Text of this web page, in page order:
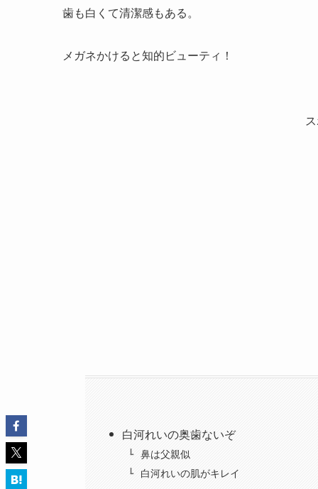
歯も白くて清潔感もある。
メガネかけると知的ビューティ！
白河れいの奥歯ないぞ
鼻は父親似
白河れいの肌がキレイ